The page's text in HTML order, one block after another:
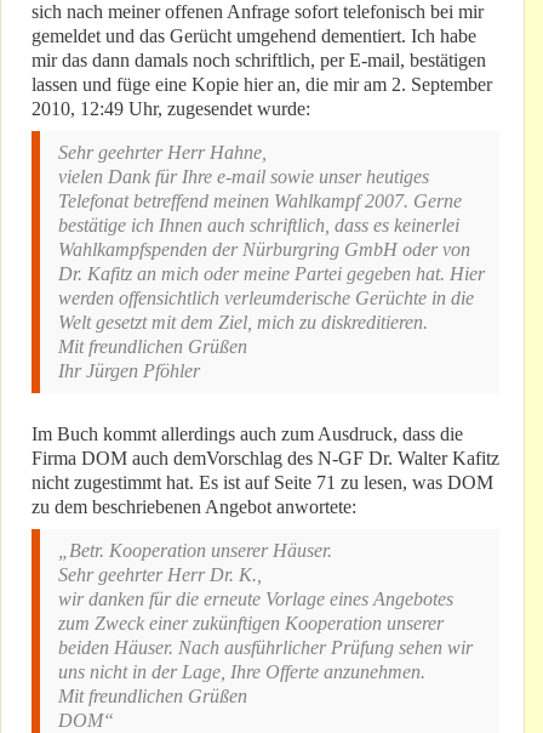
sich nach meiner offenen Anfrage sofort telefonisch bei mir
gemeldet und das Gerücht umgehend dementiert. Ich habe
mir das dann damals noch schriftlich, per E-mail, bestätigen
lassen und füge eine Kopie hier an, die mir am 2. September
2010, 12:49 Uhr, zugesendet wurde:
Sehr geehrter Herr Hahne,
vielen Dank für Ihre e-mail sowie unser heutiges
Telefonat betreffend meinen Wahlkampf 2007. Gerne
bestätige ich Ihnen auch schriftlich, dass es keinerlei
Wahlkampfspenden der Nürburgring GmbH oder von
Dr. Kafitz an mich oder meine Partei gegeben hat. Hier
werden offensichtlich verleumderische Gerüchte in die
Welt gesetzt mit dem Ziel, mich zu diskreditieren.
Mit freundlichen Grüßen
Ihr Jürgen Pföhler
Im Buch kommt allerdings auch zum Ausdruck, dass die
Firma DOM auch demVorschlag des N-GF Dr. Walter Kafitz
nicht zugestimmt hat. Es ist auf Seite 71 zu lesen, was DOM
zu dem beschriebenen Angebot anwortete:
„Betr. Kooperation unserer Häuser.
Sehr geehrter Herr Dr. K.,
wir danken für die erneute Vorlage eines Angebotes
zum Zweck einer zukünftigen Kooperation unserer
beiden Häuser. Nach ausführlicher Prüfung sehen wir
uns nicht in der Lage, Ihre Offerte anzunehmen.
Mit freundlichen Grüßen
DOM“